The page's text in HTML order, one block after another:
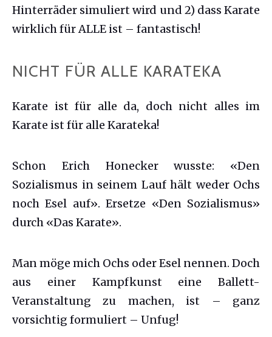
Hinterräder simuliert wird und 2) dass Karate
wirklich für ALLE ist – fantastisch!
NICHT FÜR ALLE KARATEKA
Karate ist für alle da, doch nicht alles im
Karate ist für alle Karateka!
Schon Erich Honecker wusste: «Den
Sozialismus in seinem Lauf hält weder Ochs
noch Esel auf». Ersetze «Den Sozialismus»
durch «Das Karate».
Man möge mich Ochs oder Esel nennen. Doch
aus einer Kampfkunst eine Ballett-
Veranstaltung zu machen, ist – ganz
vorsichtig formuliert – Unfug!